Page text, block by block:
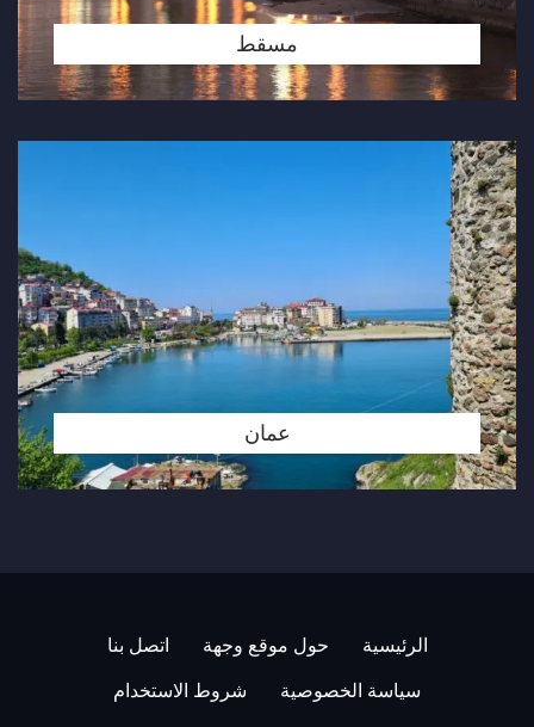
مسقط
عمان
الرئيسية حول موقع وجهة اتصل بنا
سياسة الخصوصية شروط الاستخدام